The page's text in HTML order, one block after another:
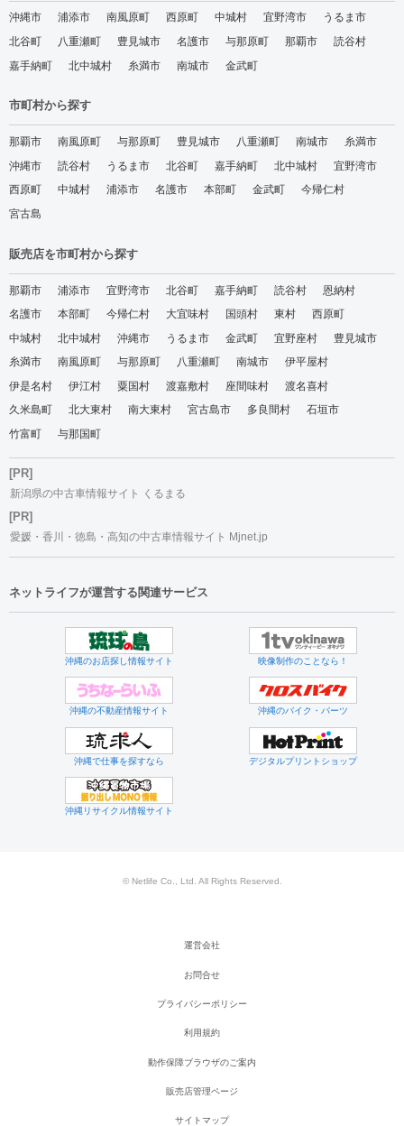
沖縄市 浦添市 南風原町 西原町 中城村 宜野湾市
うるま市
北谷町
八重瀬町 豊見城市 名護市 与那原町 那覇市
読谷村
嘉手納町
北中城村 糸満市 南城市 金武町
市町村から探す
那覇市 南風原町 与那原町 豊見城市 八重瀬町 南城市
糸満市
沖縄市
読谷村 うるま市 北谷町 嘉手納町 北中城村
宜野湾市
西原町
中城村 浦添市 名護市 本部町 金武町
今帰仁村
宮古島
販売店を市町村から探す
那覇市 浦添市 宜野湾市 北谷町 嘉手納町 読谷村
恩納村
名護市
本部町 今帰仁村 大宜味村 国頭村 東村
西原町
中城村
北中城村 沖縄市 うるま市 金武町 宜野座村
豊見城市
糸満市
南風原町 与那原町 八重瀬町 南城市
伊平屋村
伊是名村
伊江村 粟国村 渡嘉敷村 座間味村
渡名喜村
久米島町
北大東村 南大東村 宮古島市 多良間村
石垣市
竹富町
与那国町
[PR]
新潟県の中古車情報サイト くるまる
[PR]
愛媛・香川・徳島・高知の中古車情報サイト Mjnet.jp
ネットライフが運営する関連サービス
沖縄のお店探し情報サイト 映像制作のことなら！
沖縄の不動産情報サイト 沖縄のバイク・パーツ
沖縄で仕事を探すなら デジタルプリントショップ
沖縄リサイクル情報サイト
© Netlife Co., Ltd. All Rights Reserved.
運営会社
お問合せ
プライバシーポリシー
利用規約
動作保障ブラウザのご案内
販売店管理ページ
サイトマップ